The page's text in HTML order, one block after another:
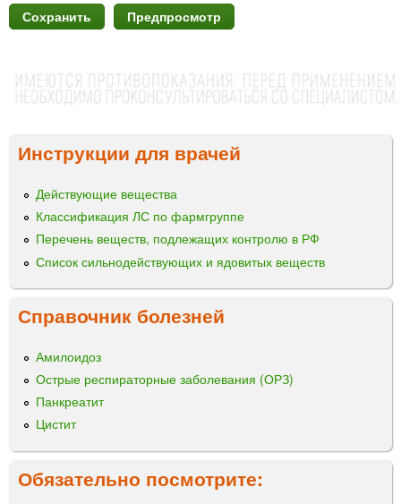
Инструкции для врачей
Действующие вещества
Классификация ЛС по фармгруппе
Перечень веществ, подлежащих контролю в РФ
Список сильнодействующих и ядовитых веществ
Справочник болезней
Амилоидоз
Острые респираторные заболевания (ОРЗ)
Панкреатит
Цистит
Обязательно посмотрите: